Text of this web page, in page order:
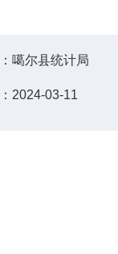
噶尔县统计局
2024-03-11